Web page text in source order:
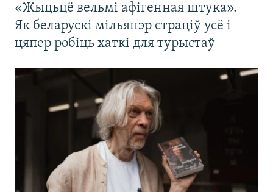
«Жыцьцё вельмі афігенная штука».
Як беларускі мільянэр страціў усё і
цяпер робіць хаткі для турыстаў